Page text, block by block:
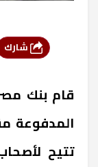
قام بنك
المدفوعة
تتيح